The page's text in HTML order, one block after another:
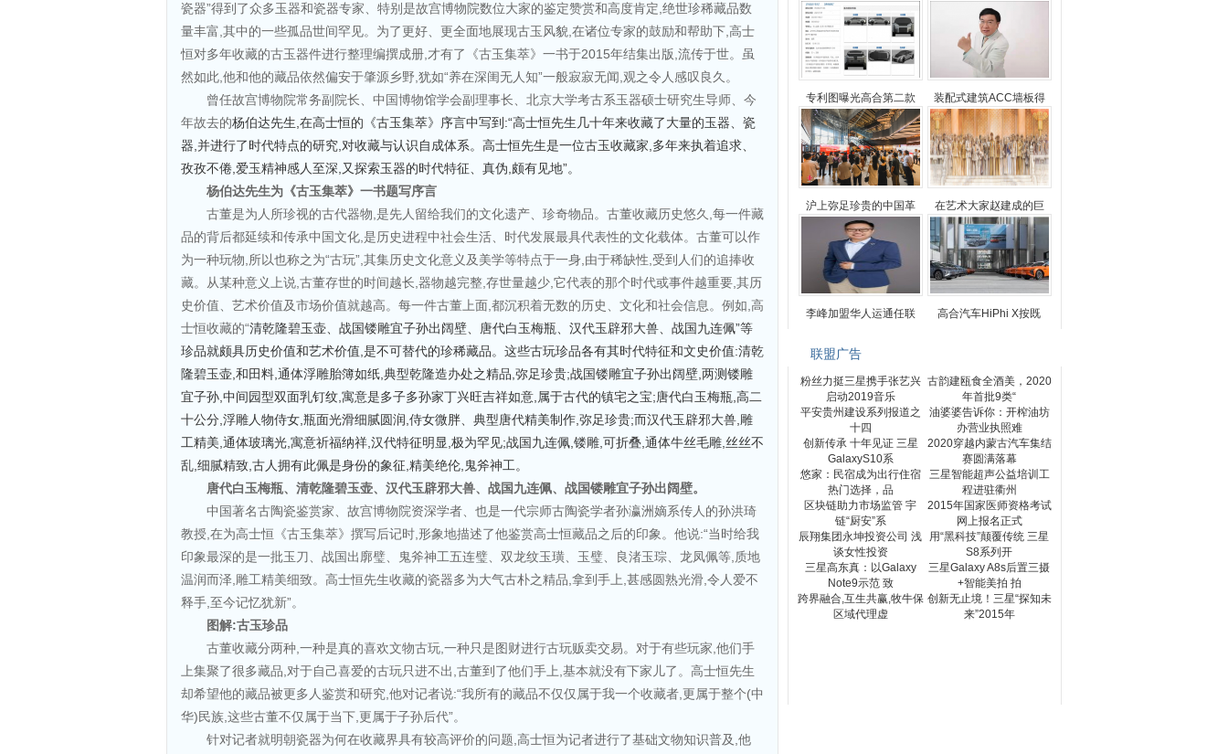
瓷器”得到了众多玉器和瓷器专家、特别是故宫博物院数位大家的鉴定赞赏和高度肯定,绝世珍稀藏品数
量丰富,其中的一些孤品世间罕见。为了更好、更全面地展现古玉风貌,在诸位专家的鼓励和帮助下,高士
恒对多年收藏的古玉器件进行整理编撰成册,才有了《古玉集萃》一书于2015年结集出版,流传于世。虽
然如此,他和他的藏品依然偏安于肇源乡野,犹如“养在深闺无人知”一般寂寂无闻,观之令人感叹良久。
曾任故宫博物院常务副院长、中国博物馆学会副理事长、北京大学考古系玉器硕士研究生导师、今
年故去的杨伯达先生, 在高士恒的《古玉集萃》序言中写到:“高士恒先生几十年来收藏了大量的玉器、瓷
器,并进行了时代特点的研究,对收藏与认识自成体系。高士恒先生是一位古玉收藏家,多年来执着追求、
孜孜不倦,爱玉精神感人至深,又探索玉器的时代特征、真伪,颇有见地”。
杨伯达先生为《古玉集萃》一书题写序言
古董是为人所珍视的古代器物,是先人留给我们的文化遗产、珍奇物品。古董收藏历史悠久,每一件藏
品的背后都延续和传承中国文化,是历史进程中社会生活、时代发展最具代表性的文化载体。古董可以作
为一种玩物,所以也称之为“古玩”,其集历史文化意义及美学等特点于一身,由于稀缺性,受到人们的追捧收
藏。从某种意义上说,古董存世的时间越长,器物越完整,存世量越少,它代表的那个时代或事件越重要,其历
史价值、艺术价值及市场价值就越高。每一件古董上面,都沉积着无数的历史、文化和社会信息。例如,高
士恒收藏的“清乾隆碧玉壶、战国镂雕宜子孙出阔壁、唐代白玉梅瓶、汉代玉辟邪大兽、战国九连佩”等
珍品就颇具历史价值和艺术价值,是不可替代的珍稀藏品。这些古玩珍品各有其时代特征和文史价值:清乾
隆碧玉壶,和田料,通体浮雕胎簿如纸,典型乾隆造办处之精品,弥足珍贵;战国镂雕宜子孙出阔壁,两测镂雕
宜子孙,中间园型双面乳钉纹,寓意是多子多孙家丁兴旺吉祥如意,属于古代的镇宅之宝;唐代白玉梅瓶,高二
十公分,浮雕人物侍女,瓶面光滑细腻圆润,侍女微胖、典型唐代精美制作,弥足珍贵;而汉代玉辟邪大兽,雕
工精美,通体玻璃光,寓意祈福纳祥,汉代特征明显,极为罕见;战国九连佩,镂雕,可折叠,通体牛丝毛雕,丝丝不
乱,细腻精致,古人拥有此佩是身份的象征,精美绝伦,鬼斧神工。
唐代白玉梅瓶、清乾隆碧玉壶、汉代玉辟邪大兽、战国九连佩、战国镂雕宜子孙出阔壁。
中国著名古陶瓷鉴赏家、故宫博物院资深学者、也是一代宗师古陶瓷学者孙瀛洲嫡系传人的孙洪琦
教授,在为高士恒《古玉集萃》撰写后记时,形象地描述了他鉴赏高士恒藏品之后的印象。他说:“当时给我
印象最深的是一批玉刀、战国出廓璧、鬼斧神工五连璧、双龙纹玉璜、玉璧、良渚玉琮、龙凤佩等,质地
温润而泽,雕工精美细致。高士恒先生收藏的瓷器多为大气古朴之精品,拿到手上,甚感圆熟光滑,令人爱不
释手,至今记忆犹新”。
图解:古玉珍品
古董收藏分两种,一种是真的喜欢文物古玩,一种只是图财进行古玩贩卖交易。对于有些玩家,他们手
上集聚了很多藏品,对于自己喜爱的古玩只进不出,古董到了他们手上,基本就没有下家儿了。高士恒先生
却希望他的藏品被更多人鉴赏和研究,他对记者说:“我所有的藏品不仅仅属于我一个收藏者,更属于整个(中
华)民族,这些古董不仅属于当下,更属于子孙后代”。
针对记者就明朝瓷器为何在收藏界具有较高评价的问题,高士恒为记者进行了基础文物知识普及,他
专利图曝光高合第二款 装配式建筑ACC墙板得
沪上弥足珍贵的中国革 在艺术大家赵建成的巨
李峰加盟华人运通任联 高合汽车HiPhi X按既
联盟广告
粉丝力挺三星携手张艺兴
启动2019音乐
古韵建瓯食全酒美，2020
年首批9类“
平安贵州建设系列报道之
十四
油婆婆告诉你：开榨油坊
办营业执照难
创新传承 十年见证 三星
GalaxyS10系
2020穿越内蒙古汽车集结
赛圆满落幕
悠家：民宿成为出行住宿
热门选择，品
三星智能超声公益培训工
程进驻衢州
区块链助力市场监管 宇
链“厨安”系
2015年国家医师资格考试
网上报名正式
辰翔集团永坤投资公司 浅
谈女性投资
用“黑科技”颠覆传统 三星
S8系列开
三星高东真：以Galaxy
Note9示范 致
三星Galaxy A8s后置三摄
+智能美拍 拍
跨界融合,互生共赢,牧牛保
区域代理虚
创新无止境！三星“探知未
来”2015年